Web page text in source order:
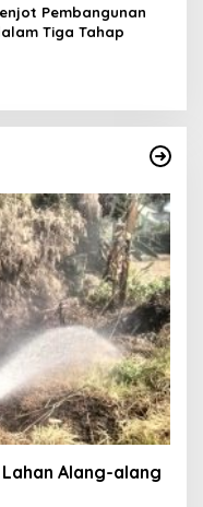
Pembangunan
Tiga Tahap
Alang-alang